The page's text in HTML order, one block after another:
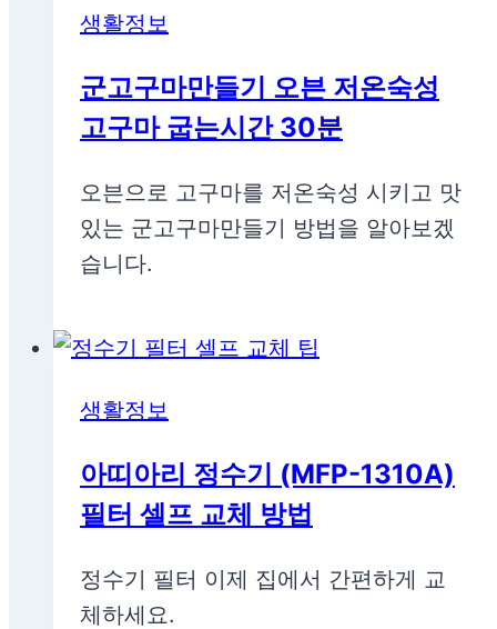
생활정보
군고구마만들기 오븐 저온숙성
고구마 굽는시간 30분
오븐으로 고구마를 저온숙성 시키고 맛
있는 군고구마만들기 방법을 알아보겠
습니다.
생활정보
아띠아리 정수기 (MFP-1310A)
필터 셀프 교체 방법
정수기 필터 이제 집에서 간편하게 교
체하세요.